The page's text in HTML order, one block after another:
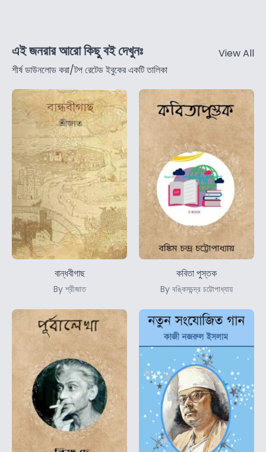
এই জনরার আরো কিছু বই দেখুনঃ
শীর্ষ ডাউনলোড করা/টপ রেটেড ইবুকের একটি তালিকা
View All
বান্ধবীগাছ
By শ্রীজাত
কবিতা পুস্তক
By বঙ্কিমচন্দ্র চট্টোপাধ্যায়